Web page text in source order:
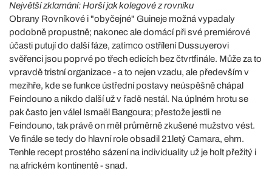
Největší zklamání: Horší jak kolegové z rovníku
Obrany Rovníkové i "obyčejné" Guineje možná vypadaly
podobně propustně; nakonec ale domácí při své premiérové
účasti putují do další fáze, zatímco ostřílení Dussuyerovi
svěřenci jsou poprvé po třech edicích bez čtvrtfinále. Může za to
vpravdě tristní organizace - a to nejen vzadu, ale především v
mezihře, kde se funkce ústřední postavy neúspěšně chápal
Feindouno a nikdo další už v řadě nestál. Na úplném hrotu se
pak často jen válel Ismaël Bangoura; přestože jestli ne
Feindouno, tak právě on měl průměrně zkušené mužstvo vést.
Ve finále se tedy do hlavní role obsadil 21letý Camara, ehm.
Tenhle recept prostého sázení na individuality už je holt přežitý i
na africkém kontinentě - snad.